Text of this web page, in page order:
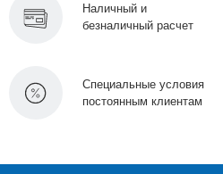
Специальные условия
постоянным клиентам
Наличный и
безналичный расчет